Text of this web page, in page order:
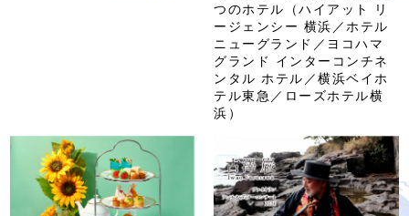
つのホテル（ハイアット リ
ージェンシー 横浜／ホテル
ニューグランド／ヨコハマ
グランド インターコンチネ
ンタル ホテル／横浜ベイホ
テル東急／ローズホテル横
浜）